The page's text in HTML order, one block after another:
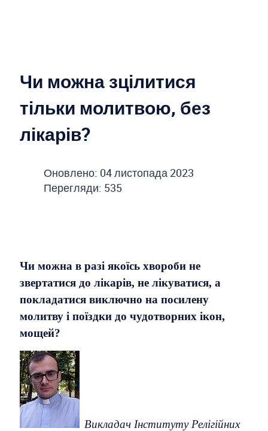
Чи можна зцілитися
тільки молитвою, без
лікарів?
Оновлено: 04 листопада 2023
Перегляди: 535
Чи можна в разі якоїсь хвороби не
звертатися до лікарів, не лікуватися, а
покладатися виключно на посилену
молитву і поїздки до чудотворних ікон,
мощей?
Викладач Інституту Релігійних